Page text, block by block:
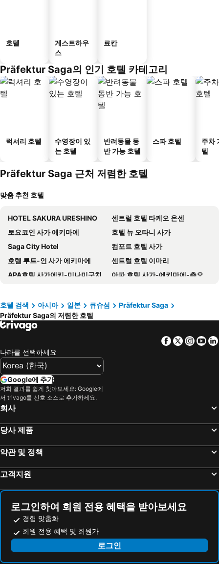
호텔
게스트하우
스
료칸
Präfektur Saga의 인기 호텔 카테고리
럭셔리 호텔
수영장이 있
는 호텔
반려동물 동
반 가능 호텔
스파 호텔
주차
텔
Präfektur Saga 근처 저렴한 호텔
맞춤 추천 호텔
HOTEL SAKURA URESHINO
센트럴 호텔 타케오 온센
토요코인 사가 에키마에
호텔 뉴 오타니 사가
Saga City Hotel
컴포트 호텔 사가
호텔 루트-인 사가 에키마에
센트럴 호텔 이마리
APA호텔 사가에키-미나미구치
아파 호텔 사가-에키마에-츄오
더 해밀톤 우레시노
HOTEL fah
TapStay Hotel
이마리 그랜드 호텔
Personal Hotel You
Ryokan Sentourou
Sagayamato Onsen Hotel Amandi
OND HOTEL（オンドホテル）
Sun Hotel Tosu
KANSEI null SAGA
Hotel Cross Base Tosu Station
가라쓰 다이이치 호텔 리비에르
호텔 루트-인 토수 에키마에
치선 인 토스
Green Rich Hotel Tosu Ekimae
타쿠아
HOTEL R9 The Yard Karatsu
Taiboukaku
HOTEL R9 The Yard Kanzaki
Hotel AZ Saga Yoshinogari
호텔 검색 아시아 일본 큐슈섬
Präfektur Saga
Präfektur Saga의 저렴한 호텔
Facebook
Twitter
나라를 선택하세요
Google에 추가
저희 결과를 쉽게 찾아보세요: Google에
서 trivago를 선호 소스로 추가하세요.
회사
당사 제품
약관 및 정책
고객지원
로그인하여 회원 전용 혜택을 받아보세요
경험 맞춤화
회원 전용 혜택 및 회원가
로그인